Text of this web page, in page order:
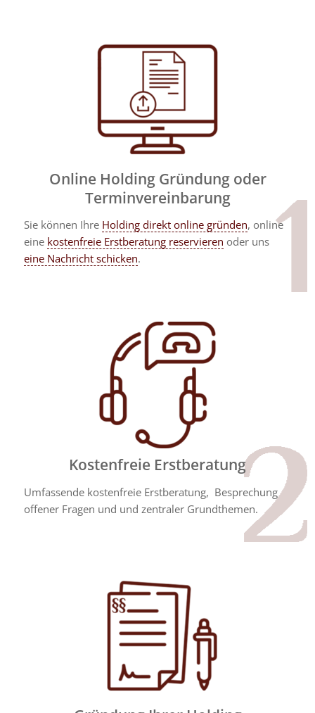
Online Holding Gründung oder
Terminvereinbarung
Sie können Ihre Holding direkt online gründen, online
eine kostenfreie Erstberatung reservieren oder uns
eine Nachricht schicken.
Kostenfreie Erstberatung
Umfassende kostenfreie Erstberatung, Besprechung
offener Fragen und und zentraler Grundthemen.